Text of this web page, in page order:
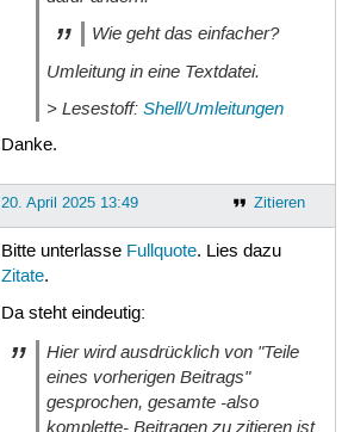
Wie geht das einfacher?
Umleitung in eine Textdatei.
> Lesestoff: Shell/Umleitungen
Danke.
Zitieren
20. April 2025 13:49
Bitte unterlasse Fullquote. Lies dazu
Zitate.
Da steht eindeutig:
Hier wird ausdrücklich von "Teile
eines vorherigen Beitrags"
gesprochen, gesamte -also
komplette- Beitragen zu zitieren ist